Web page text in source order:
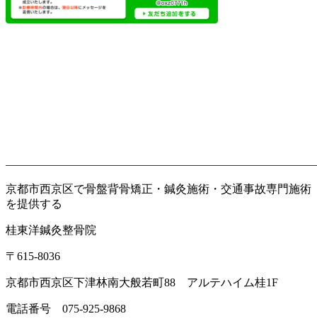
京都市西京区で骨盤背骨矯正・鍼灸施術・交通事故専門施術
を提供する
桂東洋鍼灸整骨院
〒 615-8036
京都市西京区下津林南大般若町88 アルテハイム桂1F
電話番号 075-925-9868